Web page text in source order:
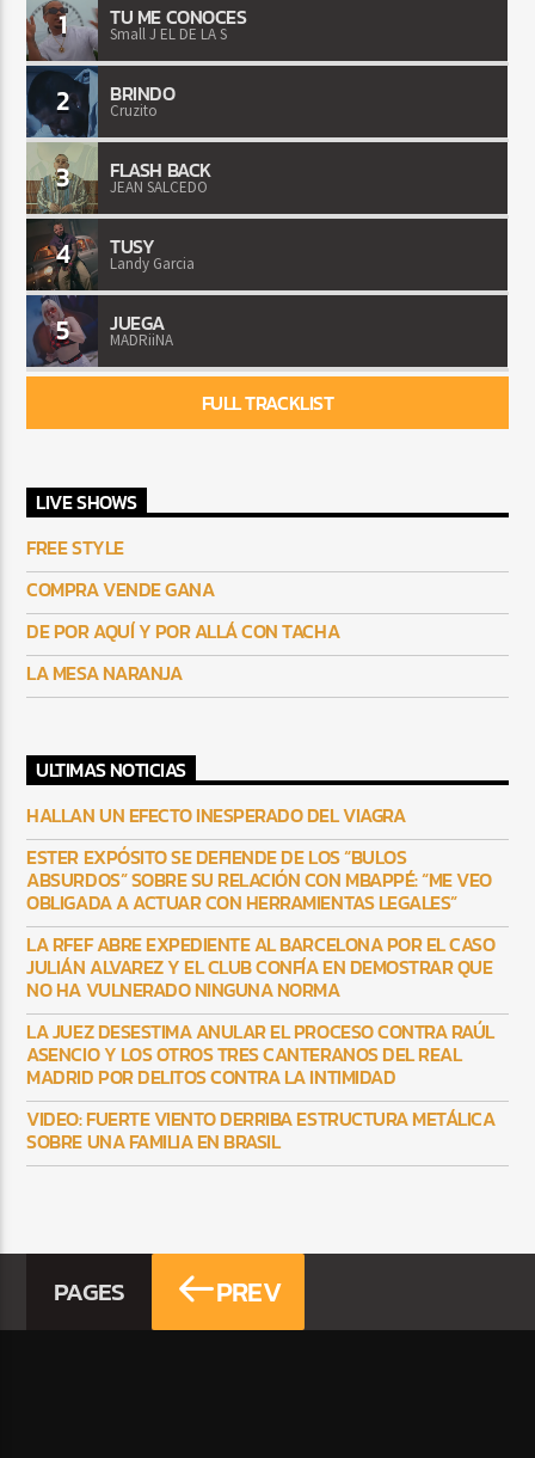
1 TU ME CONOCES
Small J EL DE LA S
2 BRINDO
Cruzito
3 FLASH BACK
JEAN SALCEDO
4 TUSY
Landy Garcia
5 JUEGA
MADRiiNA
FULL TRACKLIST
LIVE SHOWS
FREE STYLE
COMPRA VENDE GANA
DE POR AQUÍ Y POR ALLÁ CON TACHA
LA MESA NARANJA
ULTIMAS NOTICIAS
HALLAN UN EFECTO INESPERADO DEL VIAGRA
ESTER EXPÓSITO SE DEFIENDE DE LOS “BULOS
ABSURDOS” SOBRE SU RELACIÓN CON MBAPPÉ: “ME VEO
OBLIGADA A ACTUAR CON HERRAMIENTAS LEGALES”
LA RFEF ABRE EXPEDIENTE AL BARCELONA POR EL CASO
JULIÁN ALVAREZ Y EL CLUB CONFÍA EN DEMOSTRAR QUE
NO HA VULNERADO NINGUNA NORMA
LA JUEZ DESESTIMA ANULAR EL PROCESO CONTRA RAÚL
ASENCIO Y LOS OTROS TRES CANTERANOS DEL REAL
MADRID POR DELITOS CONTRA LA INTIMIDAD
VIDEO: FUERTE VIENTO DERRIBA ESTRUCTURA METÁLICA
SOBRE UNA FAMILIA EN BRASIL
PAGES PREV